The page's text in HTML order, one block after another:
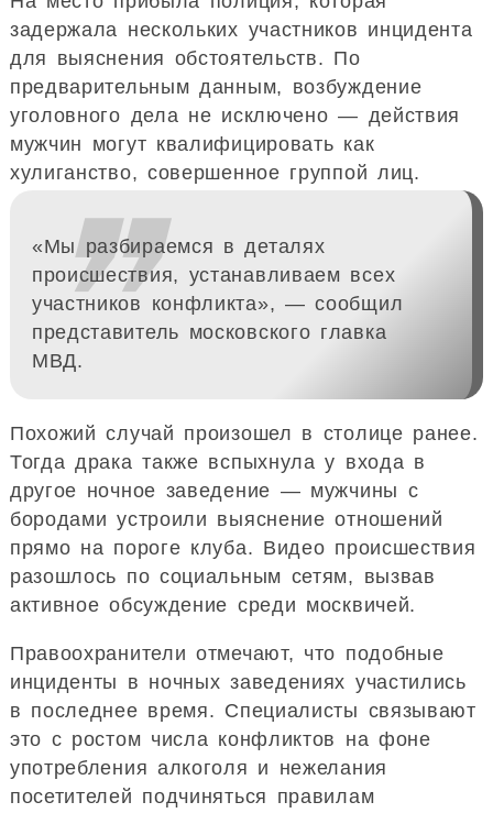
задержала нескольких участников инцидента
для выяснения обстоятельств. По
предварительным данным, возбуждение
уголовного дела не исключено — действия
мужчин могут квалифицировать как
хулиганство, совершенное группой лиц.
❞
«Мы разбираемся в деталях
происшествия, устанавливаем всех
участников конфликта», — сообщил
представитель московского главка
МВД.
Похожий случай произошел в столице ранее.
Тогда драка также вспыхнула у входа в
другое ночное заведение — мужчины с
бородами устроили выяснение отношений
прямо на пороге клуба. Видео происшествия
разошлось по социальным сетям, вызвав
активное обсуждение среди москвичей.
Правоохранители отмечают, что подобные
инциденты в ночных заведениях участились
в последнее время. Специалисты связывают
это с ростом числа конфликтов на фоне
употребления алкоголя и нежелания
посетителей подчиняться правилам